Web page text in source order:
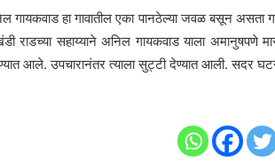
गायकवाड हा गावातील एका पानठेल्या जवळ बसून असता
राडच्या सहाय्याने अनिल गायकवाड याला अमानुषपणे
आले. उपचारानंतर त्याला सुट्टी देण्यात आली. सदर